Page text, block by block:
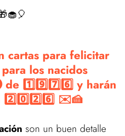
cartas para felicitar
los nacidos
y harán
2️⃣0️⃣2️⃣6️⃣ ✉️🍰
son un buen detalle